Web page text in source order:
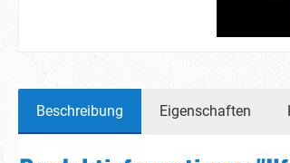
Beschreibung Eigenschaften